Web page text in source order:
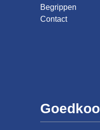
Begrippen
Contact